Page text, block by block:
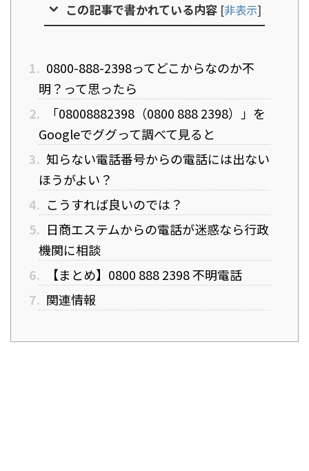
この記事で書かれている内容 [非表示]
1. 0800-888-2398ってどこからなのか不
明？って思ったら
2.
「08008882398（0800 888 2398）」を
Googleでググって調べて見ると
3. 知らない電話番号からの電話には出ない
ほうがよい？
4. こうすれば良いのでは？
5. 日商エステムからの電話が迷惑なら行政
機関に相談
6.
【まとめ】0800 888 2398 不明電話
7. 関連情報